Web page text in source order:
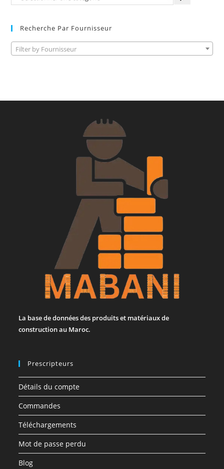
Recherche Par Fournisseur
Filter by Fournisseur
La base de données des produits et matériaux de
construction au Maroc.
Prescripteurs
Détails du compte
Commandes
Téléchargements
Mot de passe perdu
Blog